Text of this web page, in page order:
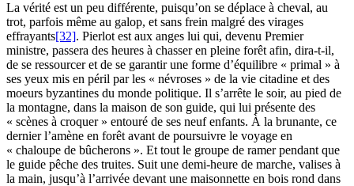
La vérité est un peu différente, puisqu’on se déplace à cheval, au
trot, parfois même au galop, et sans frein malgré des virages
effrayants[32]. Pierlot est aux anges lui qui, devenu Premier
ministre, passera des heures à chasser en pleine forêt afin, dira-t-il,
de se ressourcer et de se garantir une forme d’équilibre « primal » à
ses yeux mis en péril par les « névroses » de la vie citadine et des
moeurs byzantines du monde politique. Il s’arrête le soir, au pied de
la montagne, dans la maison de son guide, qui lui présente des
« scènes à croquer » entouré de ses neuf enfants. À la brunante, ce
dernier l’amène en forêt avant de poursuivre le voyage en
« chaloupe de bûcherons ». Et tout le groupe de ramer pendant que
le guide pêche des truites. Suit une demi-heure de marche, valises à
la main, jusqu’à l’arrivée devant une maisonnette en bois rond dans